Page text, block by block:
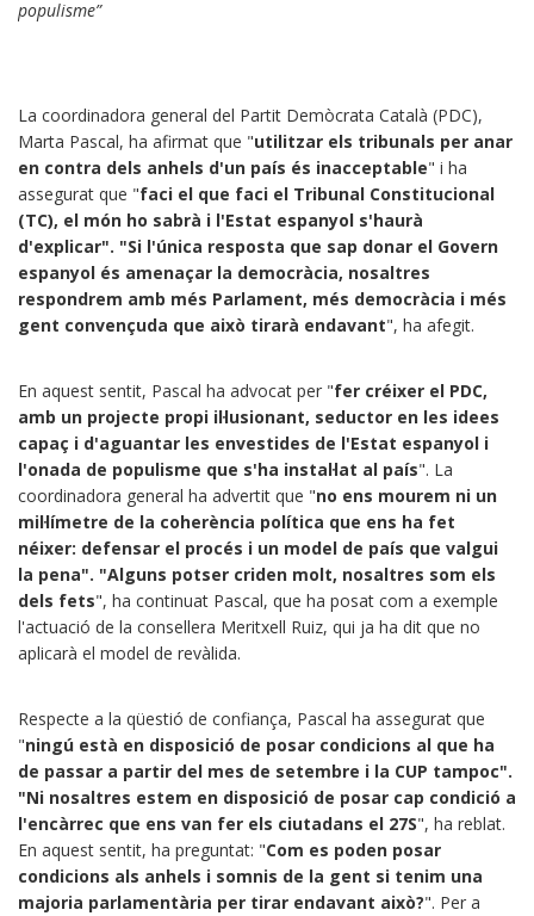
populisme”
La coordinadora general del Partit Demòcrata Català (PDC),
Marta Pascal, ha afirmat que "utilitzar els tribunals per anar
en contra dels anhels d'un país és inacceptable" i ha
assegurat que "faci el que faci el Tribunal Constitucional
(TC), el món ho sabrà i l'Estat espanyol s'haurà
d'explicar". "Si l'única resposta que sap donar el Govern
espanyol és amenaçar la democràcia, nosaltres
respondrem amb més Parlament, més democràcia i més
gent convençuda que això tirarà endavant", ha afegit.
En aquest sentit, Pascal ha advocat per "fer créixer el PDC,
amb un projecte propi il·lusionant, seductor en les idees
capaç i d'aguantar les envestides de l'Estat espanyol i
l'onada de populisme que s'ha instal·lat al país". La
coordinadora general ha advertit que "no ens mourem ni un
mil·límetre de la coherència política que ens ha fet
néixer: defensar el procés i un model de país que valgui
la pena". "Alguns potser criden molt, nosaltres som els
dels fets", ha continuat Pascal, que ha posat com a exemple
l'actuació de la consellera Meritxell Ruiz, qui ja ha dit que no
aplicarà el model de revàlida.
Respecte a la qüestió de confiança, Pascal ha assegurat que
"ningú està en disposició de posar condicions al que ha
de passar a partir del mes de setembre i la CUP tampoc".
"Ni nosaltres estem en disposició de posar cap condició a
l'encàrrec que ens van fer els ciutadans el 27S", ha reblat.
En aquest sentit, ha preguntat: "Com es poden posar
condicions als anhels i somnis de la gent si tenim una
majoria parlamentària per tirar endavant això?". Per a